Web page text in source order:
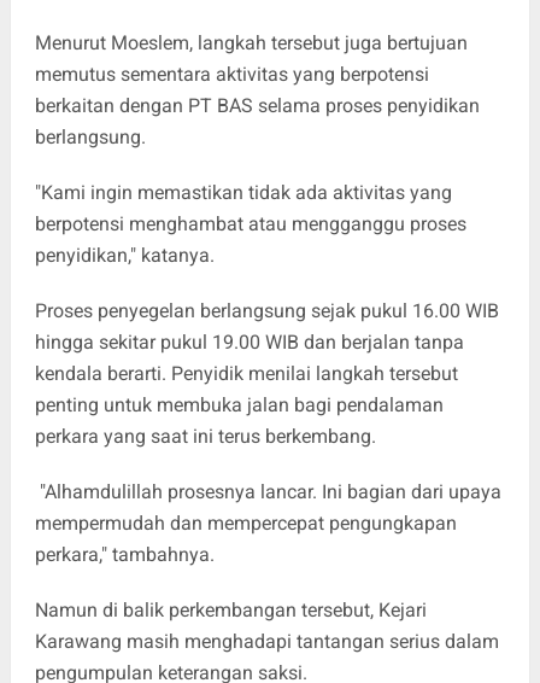
Menurut Moeslem, langkah tersebut juga bertujuan
memutus sementara aktivitas yang berpotensi
berkaitan dengan PT BAS selama proses penyidikan
berlangsung.
"Kami ingin memastikan tidak ada aktivitas yang
berpotensi menghambat atau mengganggu proses
penyidikan," katanya.
Proses penyegelan berlangsung sejak pukul 16.00 WIB
hingga sekitar pukul 19.00 WIB dan berjalan tanpa
kendala berarti. Penyidik menilai langkah tersebut
penting untuk membuka jalan bagi pendalaman
perkara yang saat ini terus berkembang.
"Alhamdulillah prosesnya lancar. Ini bagian dari upaya
mempermudah dan mempercepat pengungkapan
perkara," tambahnya.
Namun di balik perkembangan tersebut, Kejari
Karawang masih menghadapi tantangan serius dalam
pengumpulan keterangan saksi.